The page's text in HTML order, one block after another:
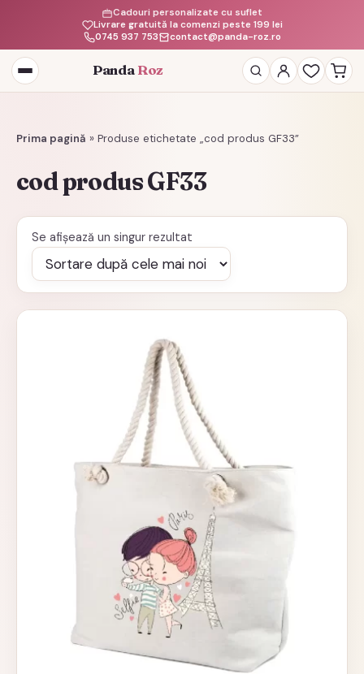
Livrare gratuită la comenzi peste 199 lei
Cadouri personalizate cu suflet
0745 937 753
contact@panda-roz.ro
Deschide
meniul
Panda Roz
Prima pagină » Produse etichetate „cod produs GF33”
cod produs GF33
Se afișează un singur rezultat